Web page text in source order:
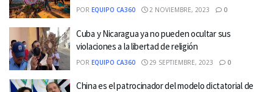
POR EQUIPO CA360 2 NOVIEMBRE, 2023 0
Cuba y Nicaragua ya no pueden ocultar sus
violaciones a la libertad de religión
POR EQUIPO CA360 29 SEPTIEMBRE, 2023 0
China es el patrocinador del modelo dictatorial de